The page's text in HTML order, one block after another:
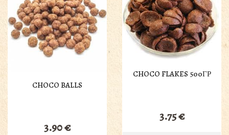
CHOCO BALLS
3.90€
CHOCO FLAKES 500ΓΡ
3.75€